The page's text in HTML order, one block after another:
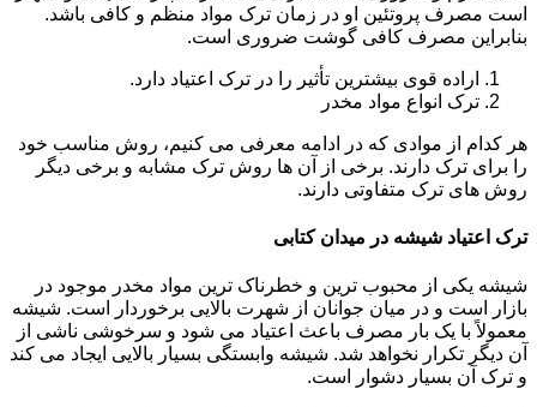
است مصرف پروتئین او در زمان ترک مواد منظم و کافی باشد.
بنابراین مصرف کافی گوشت ضروری است.
اراده قوی بیشترین تأثیر را در ترک اعتیاد دارد.
ترک انواع مواد مخدر
هر کدام از موادی که در ادامه معرفی می کنیم، روش مناسب خود
را برای ترک دارند. برخی از آن ها روش ترک مشابه و برخی دیگر
روش های ترک متفاوتی دارند.
ترک اعتیاد شیشه در میدان کتابی
شیشه یکی از محبوب ترین و خطرناک ترین مواد مخدر موجود در
بازار است و در میان جوانان از شهرت بالایی برخوردار است. شیشه
معمولاً با یک بار مصرف باعث اعتیاد می شود و سرخوشی ناشی از
آن دیگر تکرار نخواهد شد. شیشه وابستگی بسیار بالایی ایجاد می کند
و ترک آن بسیار دشوار است.